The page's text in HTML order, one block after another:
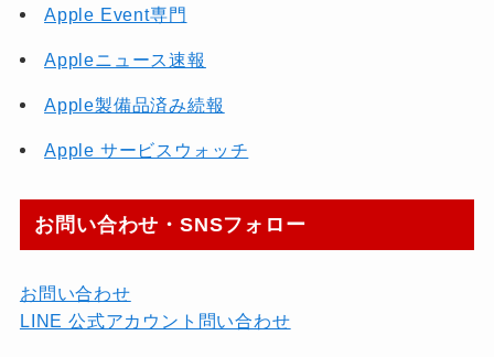
Apple Event専門
Appleニュース速報
Apple製備品済み続報
Apple サービスウォッチ
お問い合わせ・SNSフォロー
お問い合わせ
LINE 公式アカウント問い合わせ